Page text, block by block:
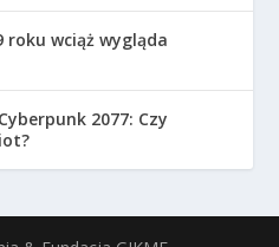
roku wciąż wygląda
2077: Czy